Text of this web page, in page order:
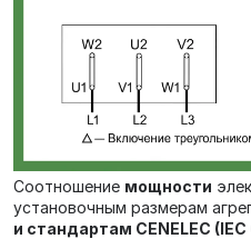
Соотношение мощности
установочным размерам
и стандартам CENELEC